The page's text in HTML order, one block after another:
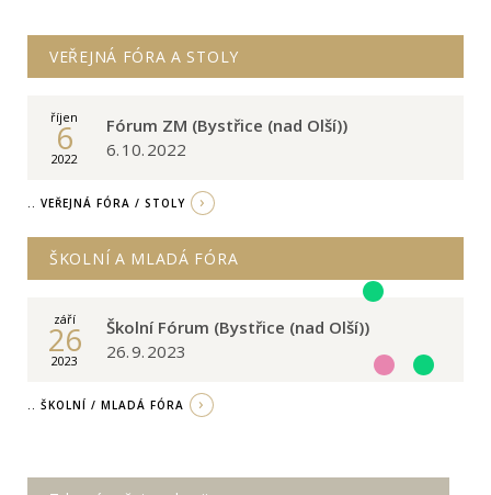
VEŘEJNÁ FÓRA A STOLY
říjen
6
2022
Fórum ZM (Bystřice (nad Olší))
6. 10. 2022
.. VEŘEJNÁ FÓRA / STOLY
ŠKOLNÍ A MLADÁ FÓRA
září
26
2023
Školní Fórum (Bystřice (nad Olší))
26. 9. 2023
.. ŠKOLNÍ / MLADÁ FÓRA